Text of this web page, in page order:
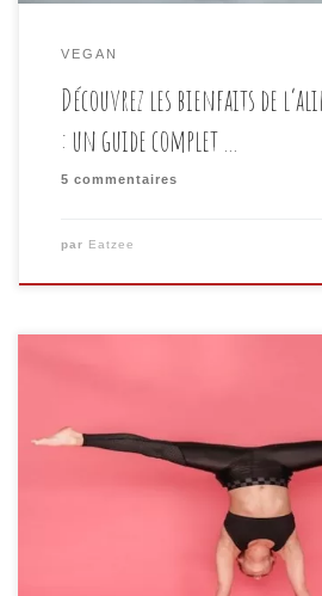
VEGAN
Découvrez les bienfaits de
: un guide complet …
5 commentaires
par Eatzee
alimentation est devenue une
plus populaire ces dernières
des raisons de santé ou par choix
ceux qui souffrent de maladies
cœliaque ou qui ont une